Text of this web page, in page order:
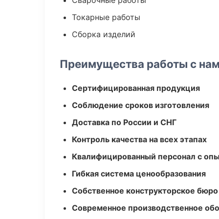
Токарные работы
Сборка изделий
Преимущества работы с
Сертифицированная продукция
Соблюдение сроков изготовления
Доставка по России и СНГ
Контроль качества на всех этапах
Квалифицированный персонал с
Гибкая система ценообразования
Собственное конструкторское бюро
Современное производственное